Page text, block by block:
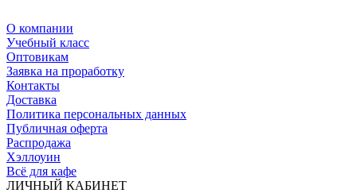
О компании
Учебный класс
Оптовикам
Заявка на проработку
Контакты
Доставка
Политика персональных данных
Публичная оферта
Распродажа
Хэллоуин
Всё для кафе
ЛИЧНЫЙ КАБИНЕТ